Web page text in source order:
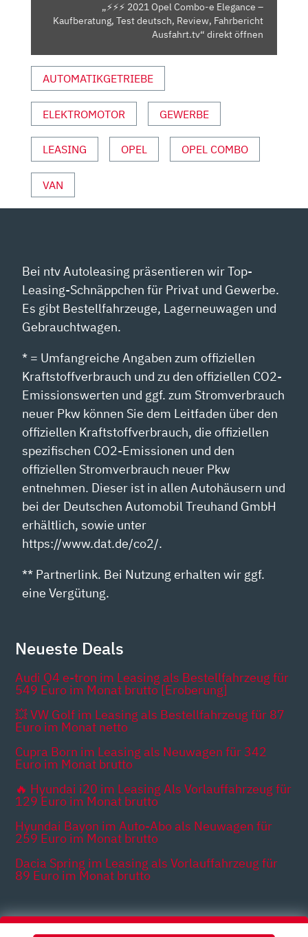
DEUTSCH,
AUSFAHRT.TV“
VON
YOUTUBE
ANZEIGEN
„⚡️⚡️⚡️ 2021 Opel Combo-e Elegance –
Kaufberatung, Test deutsch, Review, Fahrbericht
Ausfahrt.tv“ direkt öffnen
AUTOMATIKGETRIEBE
ELEKTROMOTOR GEWERBE
LEASING OPEL OPEL COMBO
VAN
Bei ntv Autoleasing präsentieren wir Top-
Leasing-Schnäppchen für Privat und Gewerbe.
Es gibt Bestellfahrzeuge, Lagerneuwagen und
Gebrauchtwagen.
* = Umfangreiche Angaben zum offiziellen
Kraftstoffverbrauch und zu den offiziellen CO2-
Emissionswerten und ggf. zum Stromverbrauch
neuer Pkw können Sie dem Leitfaden über den
offiziellen Kraftstoffverbrauch, die offiziellen
spezifischen CO2-Emissionen und den
offiziellen Stromverbrauch neuer Pkw
entnehmen. Dieser ist in allen Autohäusern und
bei der Deutschen Automobil Treuhand GmbH
erhältlich, sowie unter
https://www.dat.de/co2/.
** Partnerlink. Bei Nutzung erhalten wir ggf.
eine Vergütung.
Neueste Deals
Audi Q4 e-tron im Leasing als Bestellfahrzeug für
549 Euro im Monat brutto [Eroberung]
💥 VW Golf im Leasing als Bestellfahrzeug für 87
Euro im Monat netto
Cupra Born im Leasing als Neuwagen für 342
Euro im Monat brutto
🔥 Hyundai i20 im Leasing Als Vorlauffahrzeug für
129 Euro im Monat brutto
Hyundai Bayon im Auto-Abo als Neuwagen für
259 Euro im Monat brutto
Dacia Spring im Leasing als Vorlauffahrzeug für
89 Euro im Monat brutto